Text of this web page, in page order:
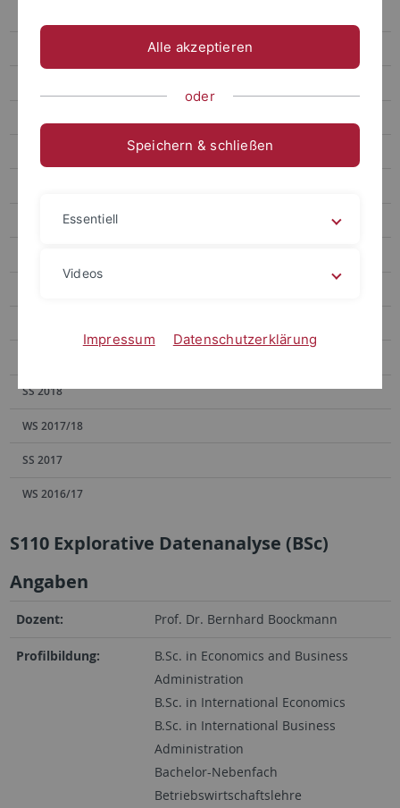
WS 2020/21
SS 2018
WS 2017/18
SS 2017
WS 2016/17
S110 Explorative Datenanalyse (BSc)
Angaben
Dozent: Prof. Dr. Bernhard Boockmann
Profilbildung:
B.Sc. in Economics and Business
Administration
B.Sc. in International Economics
B.Sc. in International Business
Administration
Bachelor-Nebenfach
Betriebswirtschaftslehre
Alle akzeptieren
oder
Speichern & schließen
Essentiell
Videos
Impressum Datenschutzerklärung